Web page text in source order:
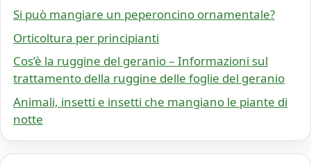
Si può mangiare un peperoncino ornamentale?
Orticoltura per principianti
Cos’è la ruggine del geranio – Informazioni sul
trattamento della ruggine delle foglie del geranio
Animali, insetti e insetti che mangiano le piante di
notte